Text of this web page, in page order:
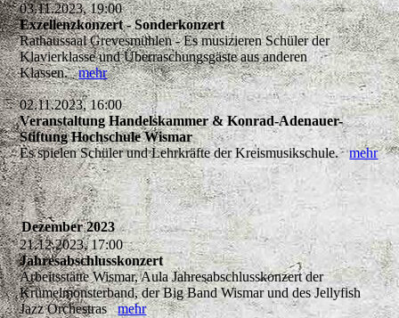
03.11.2023, 19:00
Exzellenzkonzert - Sonderkonzert
Rathaussaal Grevesmühlen - Es musizieren Schüler der
Klavierklasse und Überraschungsgäste aus anderen
Klassen.mehr
02.11.2023, 16:00
Veranstaltung Handelskammer & Konrad-Adenauer-
Stiftung Hochschule Wismar
Es spielen Schüler und Lehrkräfte der Kreismusikschule.mehr
Dezember 2023
21.12.2023, 17:00
Jahresabschlusskonzert
Arbeitsstätte Wismar, Aula Jahresabschlusskonzert der
Krümelmonsterband, der Big Band Wismar und des Jellyfish
Jazz Orchestrasmehr